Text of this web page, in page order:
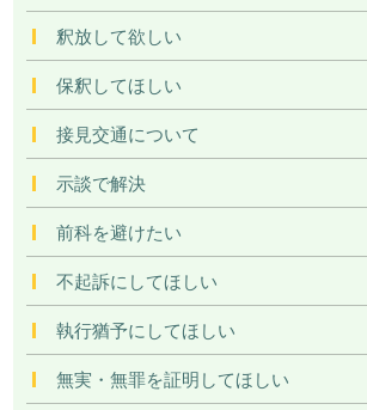
釈放して欲しい
保釈してほしい
接見交通について
示談で解決
前科を避けたい
不起訴にしてほしい
執行猶予にしてほしい
無実・無罪を証明してほしい